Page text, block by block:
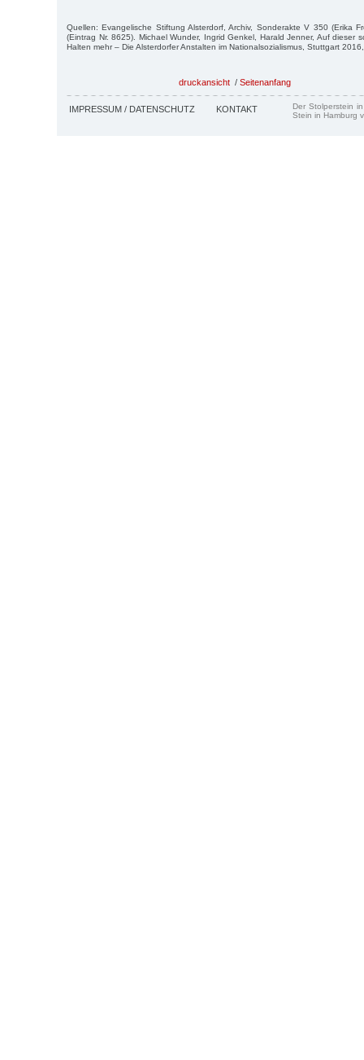
Quellen: Evangelische Stiftung Alsterdorf, Archiv, Sonderakte V 350 (Erika
(Eintrag Nr. 8625). Michael Wunder, Ingrid Genkel, Harald Jenner, Auf dieser
Halten mehr – Die Alsterdorfer Anstalten im Nationalsozialismus, Stuttgart
druckansicht / Seitenanfang
IMPRESSUM / DATENSCHUTZ KONTAKT
Der Stolperstein
Stein in Hamburg